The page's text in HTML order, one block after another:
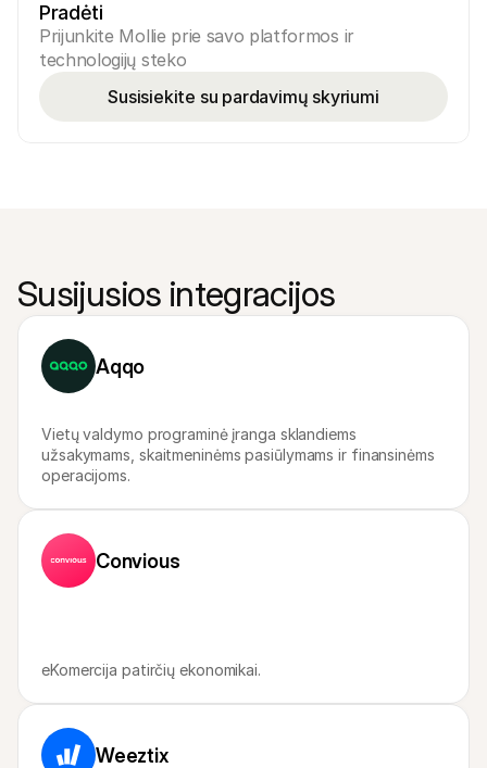
Pradėti
Prijunkite Mollie prie savo platformos ir
technologijų steko
Susisiekite su pardavimų skyriumi
Susijusios integracijos
Aqqo
Vietų valdymo programinė įranga sklandiems
užsakymams, skaitmeninėms pasiūlymams ir finansinėms
operacijoms.
Convious
eKomercija patirčių ekonomikai.
Weeztix